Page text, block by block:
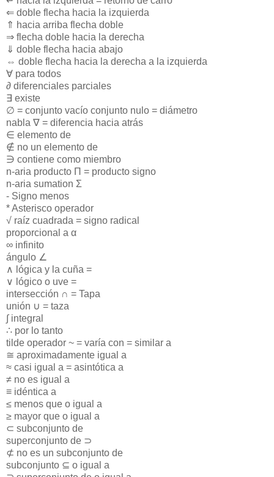
⇐ doble flecha hacia la izquierda
⇑ hacia arriba flecha doble
⇒ flecha doble hacia la derecha
⇓ doble flecha hacia abajo
⇔ doble flecha hacia la derecha a la izquierda
∀ para todos
∂ diferenciales parciales
∃ existe
∅ = conjunto vacío conjunto nulo = diámetro
nabla ∇ = diferencia hacia atrás
∈ elemento de
∉ no un elemento de
∋ contiene como miembro
n-aria producto Π = producto signo
n-aria sumation Σ
- Signo menos
* Asterisco operador
√ raíz cuadrada = signo radical
proporcional a α
∞ infinito
ángulo ∠
∧ lógica y la cuña =
∨ lógico o uve =
intersección ∩ = Tapa
unión ∪ = taza
∫ integral
∴ por lo tanto
tilde operador ~ = varía con = similar a
≅ aproximadamente igual a
≈ casi igual a = asintótica a
≠ no es igual a
≡ idéntica a
≤ menos que o igual a
≥ mayor que o igual a
⊂ subconjunto de
superconjunto de ⊃
⊄ no es un subconjunto de
subconjunto ⊆ o igual a